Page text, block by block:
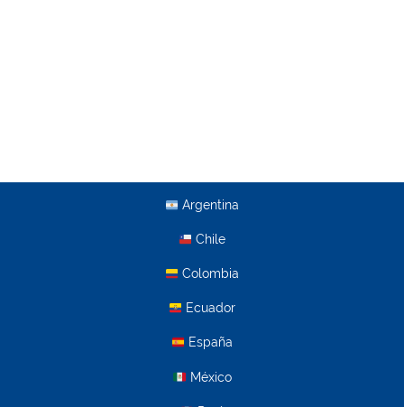
Argentina
Chile
Colombia
Ecuador
España
México